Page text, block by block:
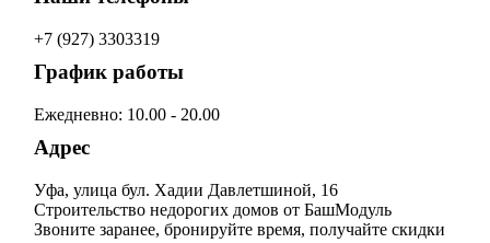
+7 (927) 3303319
График работы
Ежедневно: 10.00 - 20.00
Адрес
Уфа, улица бул. Хадии Давлетшиной, 16
Строительство недорогих домов от БашМодуль
Звоните заранее, бронируйте время, получайте скидки